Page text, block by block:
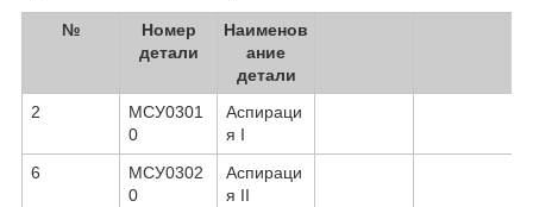
№
Номер
детали
Наименов
ание
детали
2
МСУ0301
0
Аспираци
я I
6
МСУ0302
0
Аспираци
я II